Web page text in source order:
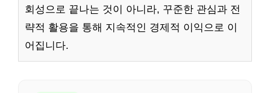
회성으로 끝나는 것이 아니라, 꾸준한 관심과 전
략적 활용을 통해 지속적인 경제적 이익으로 이
어집니다.